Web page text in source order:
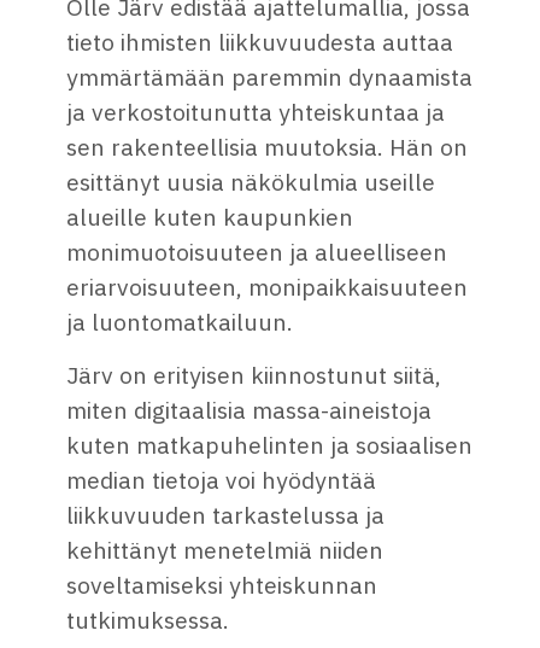
Olle Järv edistää ajattelumallia, jossa
tieto ihmisten liikkuvuudesta auttaa
ymmärtämään paremmin dynaamista
ja verkostoitunutta yhteiskuntaa ja
sen rakenteellisia muutoksia. Hän on
esittänyt uusia näkökulmia useille
alueille kuten kaupunkien
monimuotoisuuteen ja alueelliseen
eriarvoisuuteen, monipaikkaisuuteen
ja luontomatkailuun.
Järv on erityisen kiinnostunut siitä,
miten digitaalisia massa-aineistoja
kuten matkapuhelinten ja sosiaalisen
median tietoja voi hyödyntää
liikkuvuuden tarkastelussa ja
kehittänyt menetelmiä niiden
soveltamiseksi yhteiskunnan
tutkimuksessa.